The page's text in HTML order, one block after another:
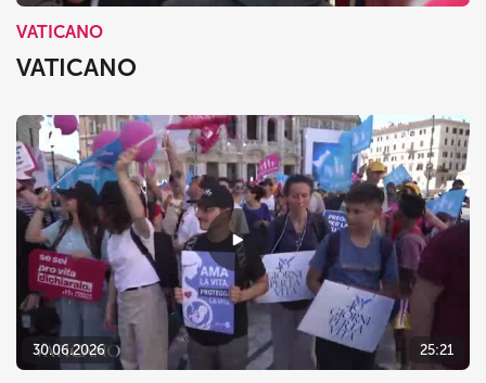
VATICANO
VATICANO
30.06.2026 25:21